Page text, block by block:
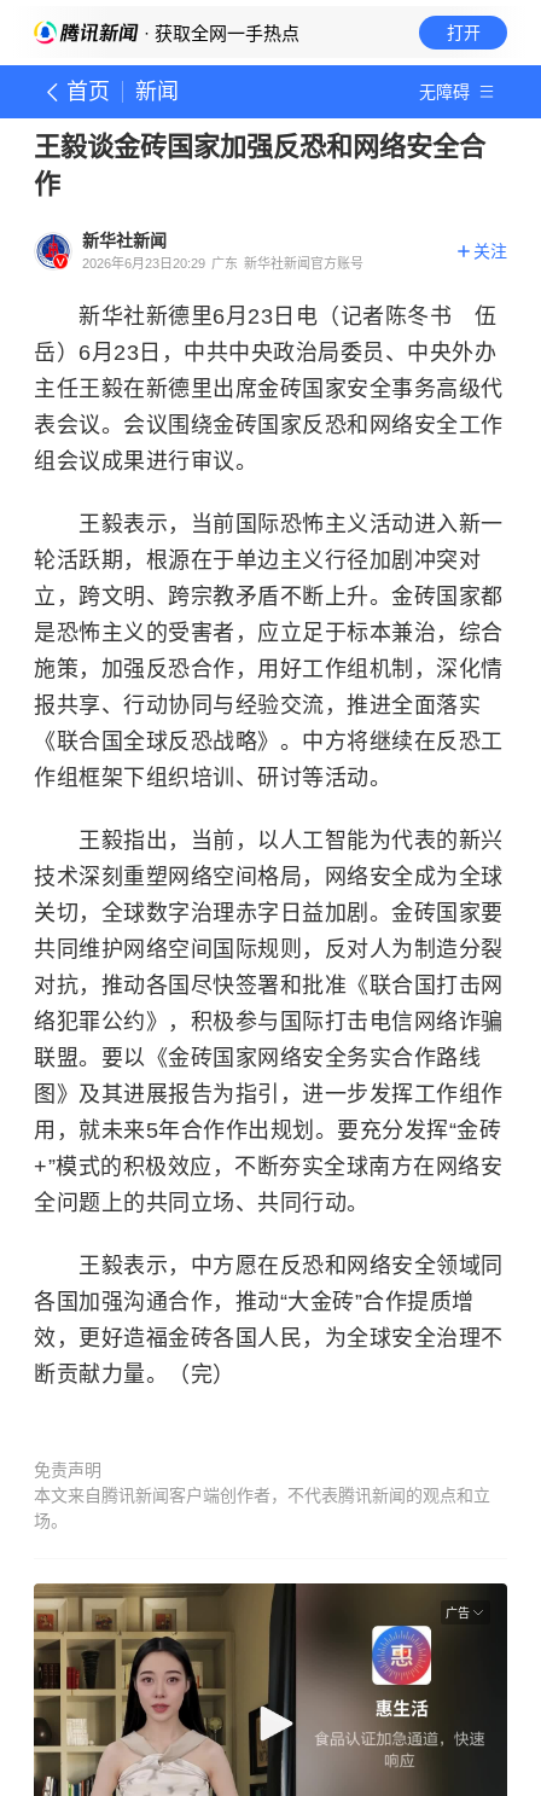
· 获取全网一手热点 打开
首页 新闻 无障碍
王毅谈金砖国家加强反恐和网络安全合
作
新华社新闻
2026年6月23日20:29 广东 新华社新闻官方账号
关注
新华社新德里6月23日电（记者陈冬书 伍
岳）6月23日，中共中央政治局委员、中央外办
主任王毅在新德里出席金砖国家安全事务高级代
表会议。会议围绕金砖国家反恐和网络安全工作
组会议成果进行审议。
王毅表示，当前国际恐怖主义活动进入新一
轮活跃期，根源在于单边主义行径加剧冲突对
立，跨文明、跨宗教矛盾不断上升。金砖国家都
是恐怖主义的受害者，应立足于标本兼治，综合
施策，加强反恐合作，用好工作组机制，深化情
报共享、行动协同与经验交流，推进全面落实
《联合国全球反恐战略》。中方将继续在反恐工
作组框架下组织培训、研讨等活动。
王毅指出，当前，以人工智能为代表的新兴
技术深刻重塑网络空间格局，网络安全成为全球
关切，全球数字治理赤字日益加剧。金砖国家要
共同维护网络空间国际规则，反对人为制造分裂
对抗，推动各国尽快签署和批准《联合国打击网
络犯罪公约》，积极参与国际打击电信网络诈骗
联盟。要以《金砖国家网络安全务实合作路线
图》及其进展报告为指引，进一步发挥工作组作
用，就未来5年合作作出规划。要充分发挥“金砖
+”模式的积极效应，不断夯实全球南方在网络安
全问题上的共同立场、共同行动。
王毅表示，中方愿在反恐和网络安全领域同
各国加强沟通合作，推动“大金砖”合作提质增
效，更好造福金砖各国人民，为全球安全治理不
断贡献力量。（完）
免责声明
本文来自腾讯新闻客户端创作者，不代表腾讯新闻的观点和立
场。
广告